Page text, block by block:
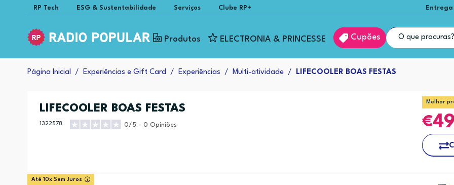
RP Tech ESG & Sustentabilidade Serviços Clube RP+
Produtos ELECTRONIA & PRINCESSE Cupões
Página Inicial Experiências e Gift Card Experiências Multi-atividade LIFECOOLER BOAS FESTAS
LIFECOOLER BOAS FESTAS
1322578 0/5 - 0 Opiniões
Melhor
49
Até 10x Sem Juros